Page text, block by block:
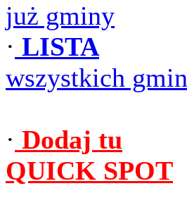
już gminy
· LISTA
wszystkich gmin
· Dodaj tu
QUICK SPOT